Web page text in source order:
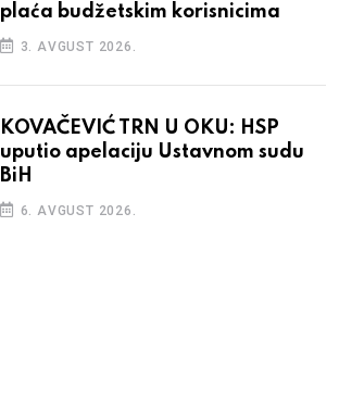
plaća budžetskim korisnicima
3. AVGUST 2026.
KOVAČEVIĆ TRN U OKU: HSP
uputio apelaciju Ustavnom sudu
BiH
6. AVGUST 2026.